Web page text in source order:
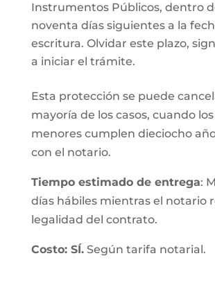
Instrumentos Públicos, dentro
noventa días siguientes a la
escritura. Olvidar este plazo,
a iniciar el trámite.
Esta protección se puede
mayoría de los casos, cuando
menores cumplen dieciocho
con el notario.
Tiempo estimado de entrega:
días hábiles mientras el notario
legalidad del contrato.
Costo: SÍ.Según tarifa notarial.